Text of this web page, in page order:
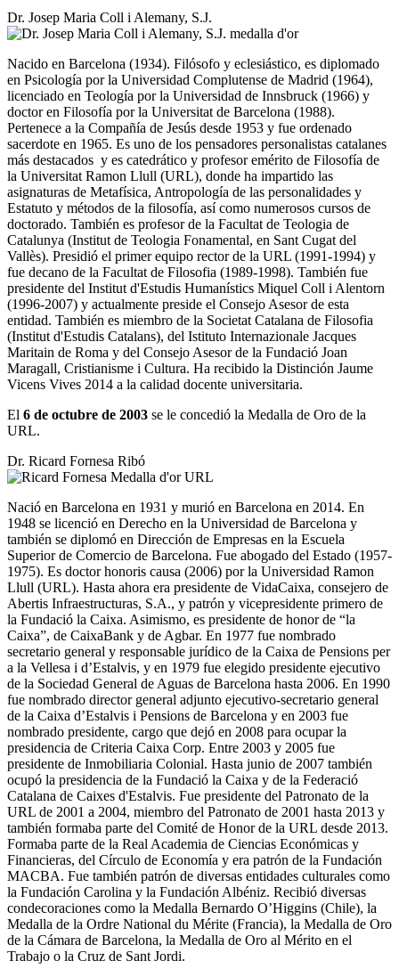
Dr. Josep Maria Coll i Alemany, S.J.
Nacido en Barcelona (1934). Filósofo y eclesiástico, es diplomado
en Psicología por la Universidad Complutense de Madrid (1964),
licenciado en Teología por la Universidad de Innsbruck (1966) y
doctor en Filosofía por la Universitat de Barcelona (1988).
Pertenece a la Compañía de Jesús desde 1953 y fue ordenado
sacerdote en 1965. Es uno de los pensadores personalistas catalanes
más destacados y es catedrático y profesor emérito de Filosofía de
la Universitat Ramon Llull (URL), donde ha impartido las
asignaturas de Metafísica, Antropología de las personalidades y
Estatuto y métodos de la filosofía, así como numerosos cursos de
doctorado. También es profesor de la Facultat de Teologia de
Catalunya (Institut de Teologia Fonamental, en Sant Cugat del
Vallès). Presidió el primer equipo rector de la URL (1991-1994) y
fue decano de la Facultat de Filosofia (1989-1998). También fue
presidente del Institut d'Estudis Humanístics Miquel Coll i Alentorn
(1996-2007) y actualmente preside el Consejo Asesor de esta
entidad. También es miembro de la Societat Catalana de Filosofia
(Institut d'Estudis Catalans), del Istituto Internazionale Jacques
Maritain de Roma y del Consejo Asesor de la Fundació Joan
Maragall, Cristianisme i Cultura. Ha recibido la Distinción Jaume
Vicens Vives 2014 a la calidad docente universitaria.
El 6 de octubre de 2003 se le concedió la Medalla de Oro de la
URL.
Dr. Ricard Fornesa Ribó
Nació en Barcelona en 1931 y murió en Barcelona en 2014. En
1948 se licenció en Derecho en la Universidad de Barcelona y
también se diplomó en Dirección de Empresas en la Escuela
Superior de Comercio de Barcelona. Fue abogado del Estado (1957-
1975). Es doctor honoris causa (2006) por la Universidad Ramon
Llull (URL). Hasta ahora era presidente de VidaCaixa, consejero de
Abertis Infraestructuras, S.A., y patrón y vicepresidente primero de
la Fundació la Caixa. Asimismo, es presidente de honor de “la
Caixa”, de CaixaBank y de Agbar. En 1977 fue nombrado
secretario general y responsable jurídico de la Caixa de Pensions per
a la Vellesa i d’Estalvis, y en 1979 fue elegido presidente ejecutivo
de la Sociedad General de Aguas de Barcelona hasta 2006. En 1990
fue nombrado director general adjunto ejecutivo-secretario general
de la Caixa d’Estalvis i Pensions de Barcelona y en 2003 fue
nombrado presidente, cargo que dejó en 2008 para ocupar la
presidencia de Criteria Caixa Corp. Entre 2003 y 2005 fue
presidente de Inmobiliaria Colonial. Hasta junio de 2007 también
ocupó la presidencia de la Fundació la Caixa y de la Federació
Catalana de Caixes d'Estalvis. Fue presidente del Patronato de la
URL de 2001 a 2004, miembro del Patronato de 2001 hasta 2013 y
también formaba parte del Comité de Honor de la URL desde 2013.
Formaba parte de la Real Academia de Ciencias Económicas y
Financieras, del Círculo de Economía y era patrón de la Fundación
MACBA. Fue también patrón de diversas entidades culturales como
la Fundación Carolina y la Fundación Albéniz. Recibió diversas
condecoraciones como la Medalla Bernardo O’Higgins (Chile), la
Medalla de la Ordre National du Mérite (Francia), la Medalla de Oro
de la Cámara de Barcelona, la Medalla de Oro al Mérito en el
Trabajo o la Cruz de Sant Jordi.